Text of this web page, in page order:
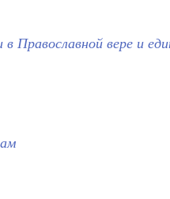
Православной вере и